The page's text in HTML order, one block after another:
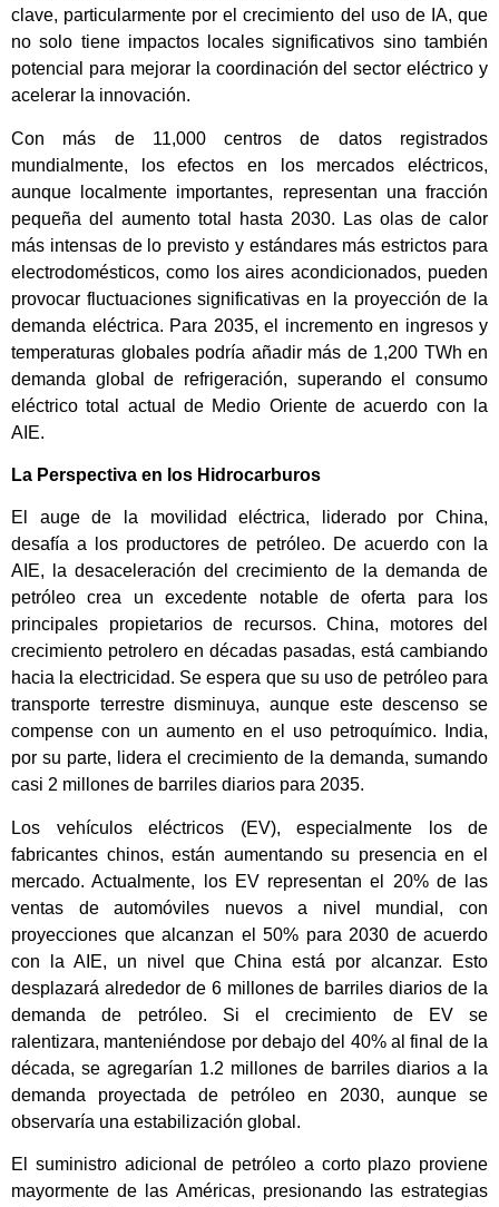
clave, particularmente por el crecimiento del uso de IA, que
no solo tiene impactos locales significativos sino también
potencial para mejorar la coordinación del sector eléctrico y
acelerar la innovación.
Con más de 11,000 centros de datos registrados
mundialmente, los efectos en los mercados eléctricos,
aunque localmente importantes, representan una fracción
pequeña del aumento total hasta 2030. Las olas de calor
más intensas de lo previsto y estándares más estrictos para
electrodomésticos, como los aires acondicionados, pueden
provocar fluctuaciones significativas en la proyección de la
demanda eléctrica. Para 2035, el incremento en ingresos y
temperaturas globales podría añadir más de 1,200 TWh en
demanda global de refrigeración, superando el consumo
eléctrico total actual de Medio Oriente de acuerdo con la
AIE.
La Perspectiva en los Hidrocarburos
El auge de la movilidad eléctrica, liderado por China,
desafía a los productores de petróleo. De acuerdo con la
AIE, la desaceleración del crecimiento de la demanda de
petróleo crea un excedente notable de oferta para los
principales propietarios de recursos. China, motores del
crecimiento petrolero en décadas pasadas, está cambiando
hacia la electricidad. Se espera que su uso de petróleo para
transporte terrestre disminuya, aunque este descenso se
compense con un aumento en el uso petroquímico. India,
por su parte, lidera el crecimiento de la demanda, sumando
casi 2 millones de barriles diarios para 2035.
Los vehículos eléctricos (EV), especialmente los de
fabricantes chinos, están aumentando su presencia en el
mercado. Actualmente, los EV representan el 20% de las
ventas de automóviles nuevos a nivel mundial, con
proyecciones que alcanzan el 50% para 2030 de acuerdo
con la AIE, un nivel que China está por alcanzar. Esto
desplazará alrededor de 6 millones de barriles diarios de la
demanda de petróleo. Si el crecimiento de EV se
ralentizara, manteniéndose por debajo del 40% al final de la
década, se agregarían 1.2 millones de barriles diarios a la
demanda proyectada de petróleo en 2030, aunque se
observaría una estabilización global.
El suministro adicional de petróleo a corto plazo proviene
mayormente de las Américas, presionando las estrategias